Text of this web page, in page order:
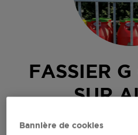
FASSIER
SUR
8 RUE ST
Bannière de cookies